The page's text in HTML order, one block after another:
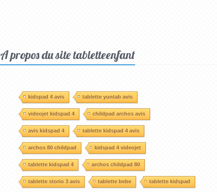
A propos du site tabletteenfant
kidspad 4 avis tablette yuntab avis
videojet kidspad 4 childpad archos avis
avis kidspad 4 tablette kidspad 4 avis
archos 80 childpad kidspad 4 videojet
tablette kidspad 4 archos childpad 80
tablette storio 3 avis tablette bebe tablette kidspad